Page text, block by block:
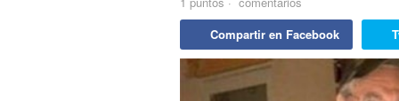
Compartir en Facebook